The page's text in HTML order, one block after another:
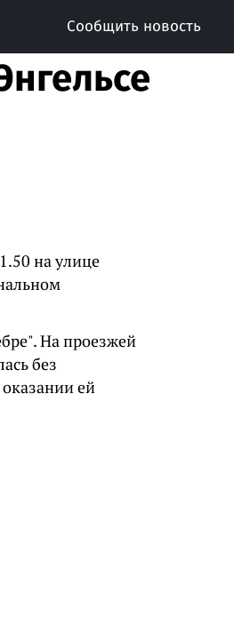
Сообщить новость
на улице
На проезжей
без
ей